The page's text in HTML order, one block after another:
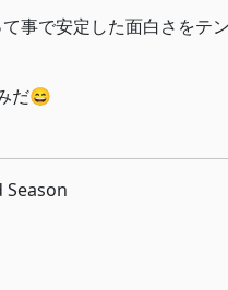
事で安定した面白さをテ
だ😄
Season